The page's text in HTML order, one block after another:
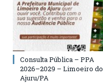
Consulta Pública – PPA
2026–2029 – Limoeiro do
Ajuru/PA